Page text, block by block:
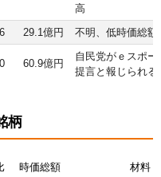
高
29.1億円 不明、低時価総額
60.9億円
自民党がｅスポー
提言と報じられる
柄
時価総額 材料